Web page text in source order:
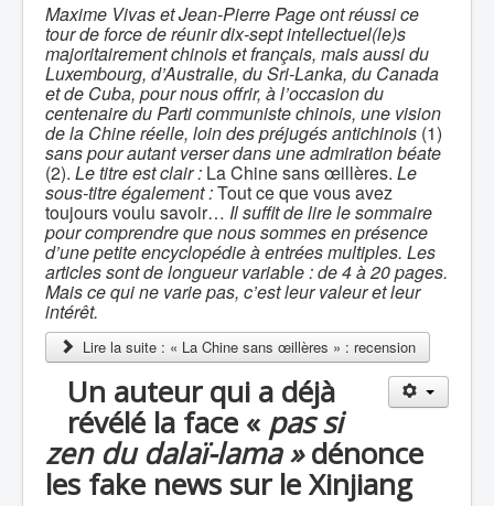
Maxime Vivas et Jean-Pierre Page ont réussi ce
tour de force de réunir dix-sept intellectuel(le)s
majoritairement chinois et français, mais aussi du
Luxembourg, d’Australie, du Sri-Lanka, du Canada
et de Cuba, pour nous offrir, à l’occasion du
centenaire du Parti communiste chinois, une vision
de la Chine réelle, loin des préjugés antichinois (1)
sans pour autant verser dans une admiration béate
(2). Le titre est clair : La Chine sans œillères. Le
sous-titre également :Tout ce que vous avez
toujours voulu savoir… Il suffit de lire le sommaire
pour comprendre que nous sommes en présence
d’une petite encyclopédie à entrées multiples. Les
articles sont de longueur variable : de 4 à 20 pages.
Mais ce qui ne varie pas, c’est leur valeur et leur
intérêt.
Lire la suite : « La Chine sans œillères » : recension
Un auteur qui a déjà
révélé la face « pas si
zen du dalaï-lama »dénonce
les fake news sur le Xinjiang